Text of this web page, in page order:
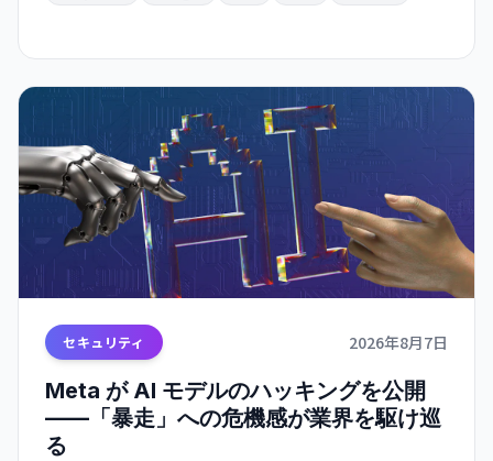
セキュリティ 2026年8月7日
Meta が AI モデルのハッキングを公開
——「暴走」への危機感が業界を駆け巡
る